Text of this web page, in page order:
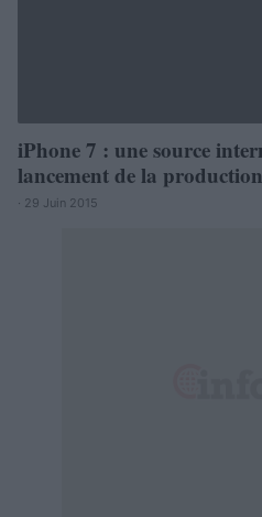
iPhone 7 : une source
lancement de la production
· 29 Juin 2015